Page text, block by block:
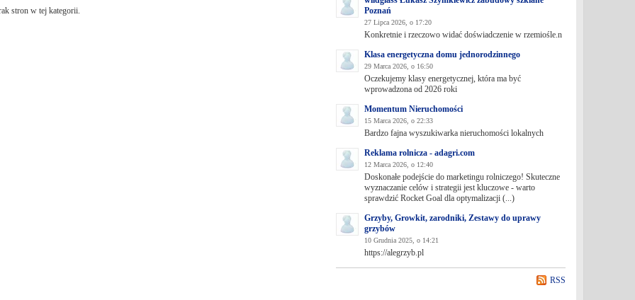
stron w tej kategorii.
Poznań
27 Lipca 2026, o 17:20
Konkretnie i rzeczowo widać doświadczenie w rzemiośle.n
Klasa energetyczna domu jednorodzinnego
29 Marca 2026, o 16:50
Oczekujemy klasy energetycznej, która ma być
wprowadzona od 2026 roki
Momentum Nieruchomości
15 Marca 2026, o 22:33
Bardzo fajna wyszukiwarka nieruchomości lokalnych
Reklama rolnicza - adagri.com
12 Marca 2026, o 12:40
Doskonałe podejście do marketingu rolniczego! Skuteczne
wyznaczanie celów i strategii jest kluczowe - warto
sprawdzić Rocket Goal dla optymalizacji (...)
Grzyby, Growkit, zarodniki, Zestawy do uprawy
grzybów
10 Grudnia 2025, o 14:21
https://alegrzyb.pl
RSS